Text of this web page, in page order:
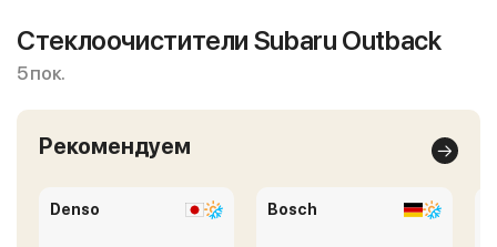
Стеклоочистители Subaru Outback
5 пок.
Рекомендуем
Denso Bosch